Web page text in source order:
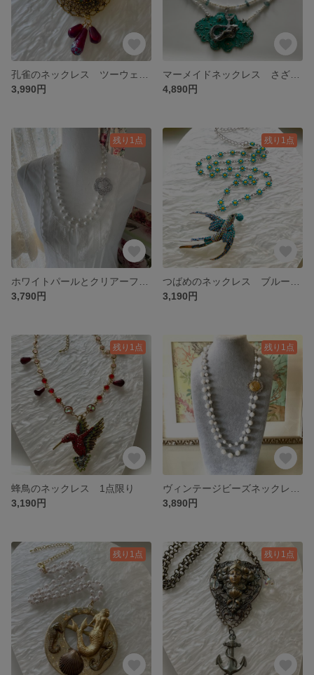
3,990円
4,890円
残り1点
3,790円
残り1点
3,190円
残り1点
蜂鳥のネックレス 1点限り
3,190円
残り1点
3,890円
残り1点 残り1点